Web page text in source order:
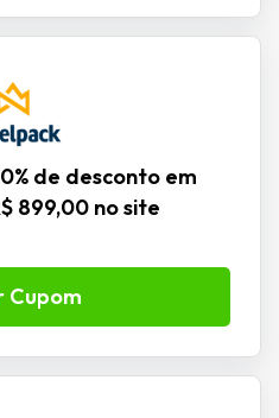
de desconto em
899,00 no site
Cupom